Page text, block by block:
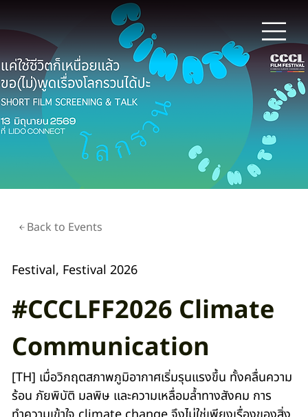
Back to Events
Festival, Festival 2026
#CCCLFF2026 Climate
Communication
[TH] เมื่อวิกฤตสภาพภูมิอากาศเริ่มรุนแรงขึ้น ทั้งคลื่นความ
ร้อน ภัยพิบัติ มลพิษ และความเหลื่อมล้ำทางสังคม การ